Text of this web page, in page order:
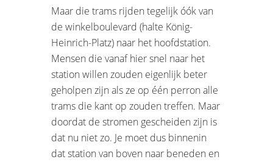
Maar die trams rijden tegelijk óók van
de winkelboulevard (halte König-
Heinrich-Platz) naar het hoofdstation.
Mensen die vanaf hier snel naar het
station willen zouden eigenlijk beter
geholpen zijn als ze op één perron alle
trams die kant op zouden treffen. Maar
doordat de stromen gescheiden zijn is
dat nu niet zo. Je moet dus binnenin
dat station van boven naar beneden en